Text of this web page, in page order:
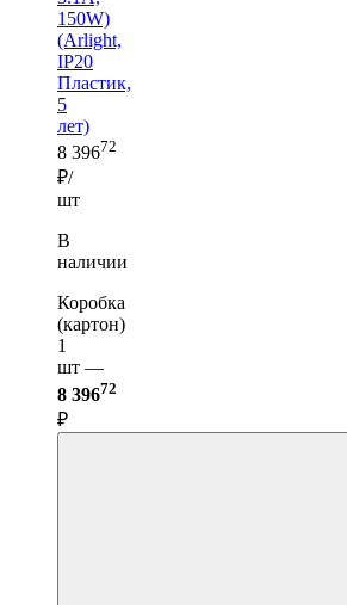
150W)
(Arlight,
IP20
Пластик,
5
лет)
8 39672
₽/
шт
В
наличии
Коробка
(картон)
1
шт —
8 39672
₽